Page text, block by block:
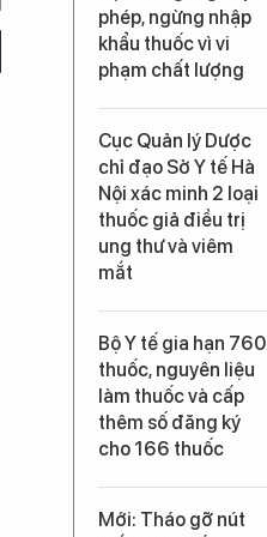
phép, ngừng nhập
khẩu thuốc vì vi
phạm chất lượng
Cục Quản lý Dược
chỉ đạo Sở Y tế Hà
Nội xác minh 2 loại
thuốc giả điều trị
ung thư và viêm
mắt
Bộ Y tế gia hạn 760
thuốc, nguyên liệu
làm thuốc và cấp
thêm số đăng ký
cho 166 thuốc
Mới: Tháo gỡ nút